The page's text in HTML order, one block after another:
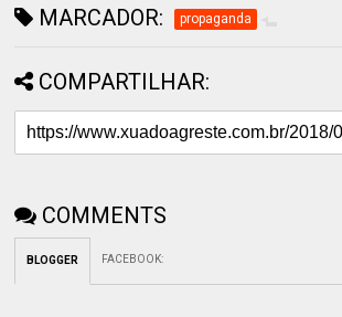
MARCADOR: propaganda
COMPARTILHAR:
COMMENTS
BLOGGER FACEBOOK: